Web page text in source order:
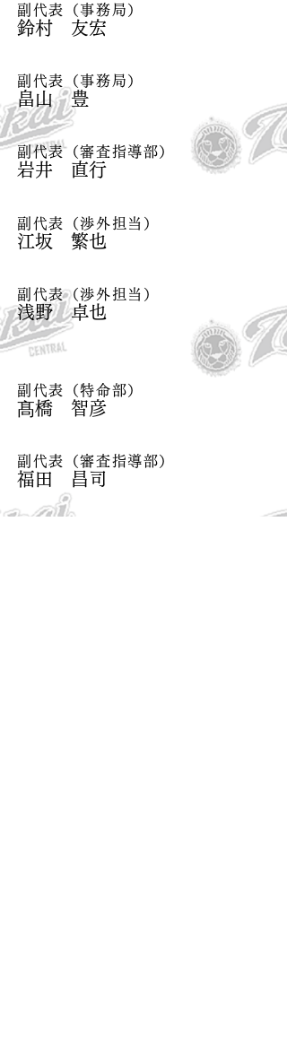
副代表（事務局）
​鈴村 友宏
副代表（事務局）
​畠山 豊
副代表（審査指導部）
​岩井 直行
副代表（渉外担当）
​江坂 繁也
副代表（渉外担当）
浅野 卓也
副代表（特命部）
髙橋 智彦
副代表（審査指導部）
福田 昌司